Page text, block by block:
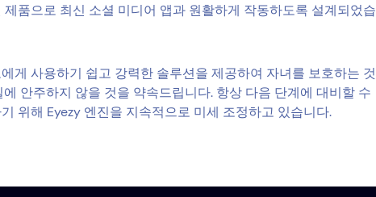
제품으로 최신 소셜 미디어 앱과 원활하게 작동하도록 설계되었습
게 사용하기 쉽고 강력한 솔루션을 제공하여 자녀를 보호하는 것
안주하지 않을 것을 약속드립니다. 항상 다음 단계에 대비할 수
위해 Eyezy 엔진을 지속적으로 미세 조정하고 있습니다.